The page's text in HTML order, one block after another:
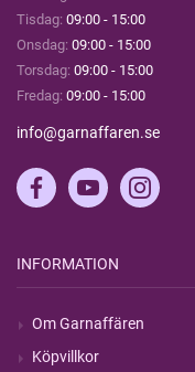
Tisdag: 09:00 - 15:00
Onsdag: 09:00 - 15:00
Torsdag: 09:00 - 15:00
Fredag: 09:00 - 15:00
info@garnaffaren.se
INFORMATION
Om Garnaffären
Köpvillkor